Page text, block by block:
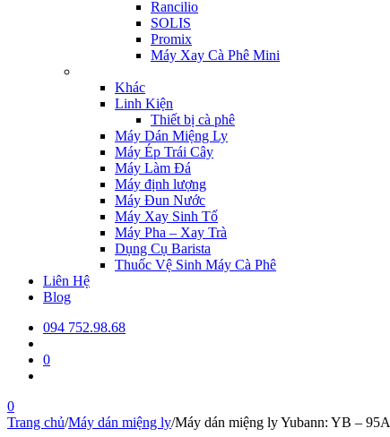
Rancilio
SOLIS
Promix
Máy Xay Cà Phê Mini
Khác
Linh Kiện
Thiết bị cà phê
Máy Dán Miệng Ly
Máy Ép Trái Cây
Máy Làm Đá
Máy định lượng
Máy Đun Nước
Máy Xay Sinh Tố
Máy Pha – Xay Trà
Dụng Cụ Barista
Thuốc Vệ Sinh Máy Cà Phê
Liên Hệ
Blog
094 752.98.68
0
0
Trang chủ/Máy dán miệng ly/Máy dán miệng ly Yubann: YB – 95A